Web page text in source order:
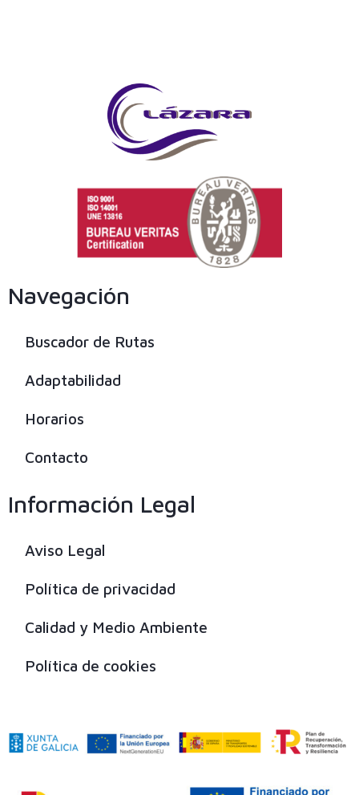
Navegación
Buscador de Rutas
Adaptabilidad
Horarios
Contacto
Información Legal
Aviso Legal
Política de privacidad
Calidad y Medio Ambiente
Política de cookies